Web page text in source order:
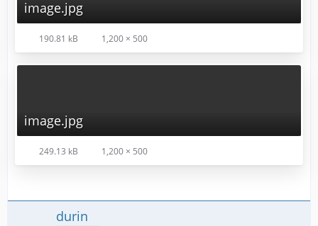
image.jpg
190.81 kB 1,200 × 500
image.jpg
249.13 kB 1,200 × 500
durin